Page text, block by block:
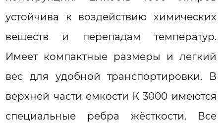
устойчива к воздействию химических
веществ и перепадам температур.
Имеет компактные размеры и легкий
вес для удобной транспортировки. В
верхней части емкости К 3000 имеются
специальные ребра жёсткости. Все